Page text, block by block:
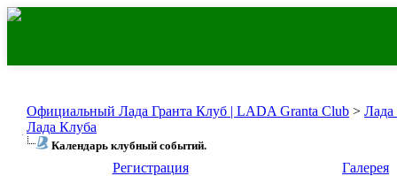
Официальный Лада Гранта Клуб | LADA Granta Club > Лада
Лада Клуба
Календарь клубный событий.
Регистрация Галерея